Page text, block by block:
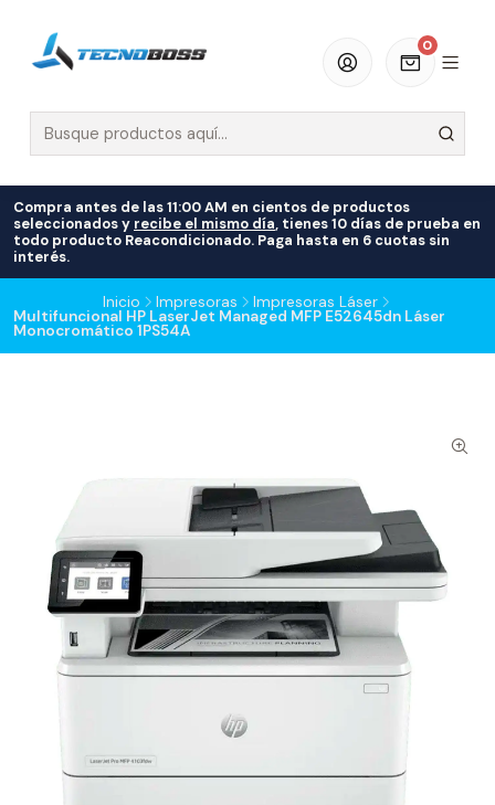
0
Compra antes de las 11:00 AM en cientos de productos
seleccionados y recibe el mismo día, tienes 10 días de prueba en
todo producto Reacondicionado. Paga hasta en 6 cuotas sin
interés.
Inicio Impresoras Impresoras Láser
Multifuncional HP LaserJet Managed MFP E52645dn Láser
Monocromático 1PS54A